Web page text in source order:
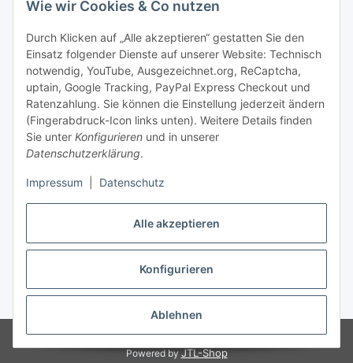
Alle akzeptieren
Konfigurieren
Ablehnen
Wie wir Cookies & Co nutzen
Durch Klicken auf „Alle akzeptieren“ gestatten Sie den
Einsatz folgender Dienste auf unserer Website: Technisch
notwendig, YouTube, Ausgezeichnet.org, ReCaptcha,
uptain, Google Tracking, PayPal Express Checkout und
Ratenzahlung. Sie können die Einstellung jederzeit ändern
(Fingerabdruck-Icon links unten). Weitere Details finden
Sie unter Konfigurieren und in unserer
Datenschutzerklärung.
Impressum Datenschutz
Bequem zahlen
Vertrag widerrufen
* Die Preise können im Online-Shop und im unseren örtlichen Laden
** Ausgenommen Erde-, Substrat- und Palettenversand.
© 1995-2026, LeoVersand.de
Powered by JTL-Shop